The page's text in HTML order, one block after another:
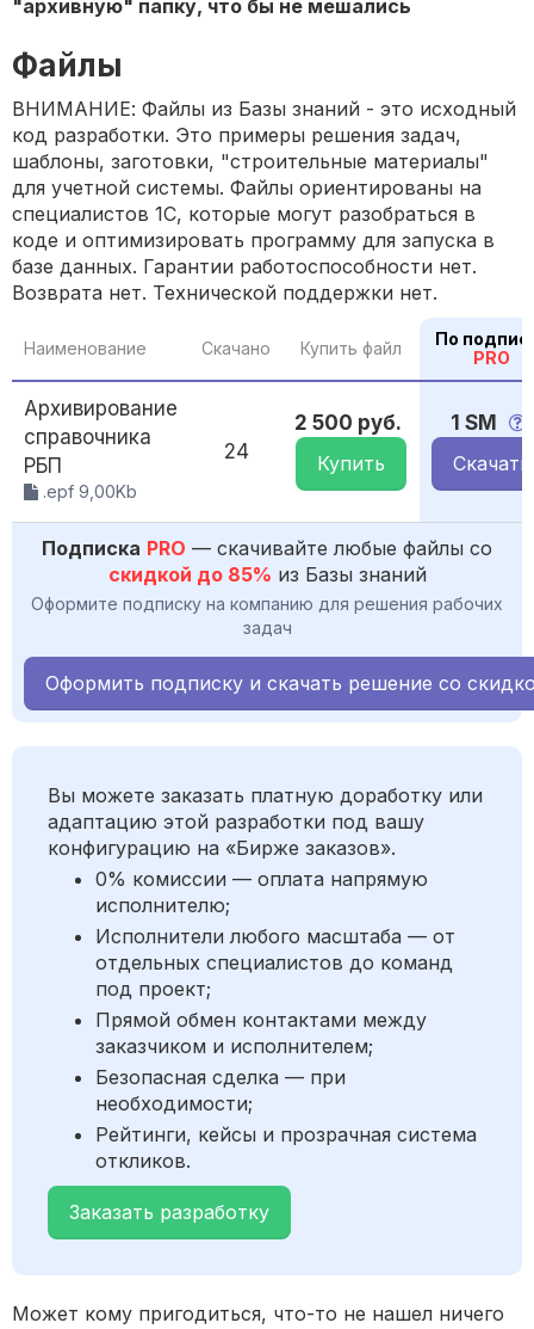
"архивную" папку, что бы не мешались
Файлы
ВНИМАНИЕ: Файлы из Базы знаний - это исходный
код разработки. Это примеры решения задач,
шаблоны, заготовки, "строительные материалы"
для учетной системы. Файлы ориентированы на
специалистов 1С, которые могут разобраться в
коде и оптимизировать программу для запуска в
базе данных. Гарантии работоспособности нет.
Возврата нет. Технической поддержки нет.
Наименование Скачано Купить файл
По
PRO
Архивирование
справочника
РБП
.epf 9,00Kb
24
2 500 руб.
Купить
1 SM
Скачать
Подписка PRO — скачивайте любые файлы со
скидкой до 85% из Базы знаний
Оформите подписку на компанию для решения рабочих
задач
Оформить подписку и скачать решение со
Вы можете заказать платную доработку или
адаптацию этой разработки под вашу
конфигурацию на «Бирже заказов».
0% комиссии — оплата напрямую
исполнителю;
Исполнители любого масштаба — от
отдельных специалистов до команд
под проект;
Прямой обмен контактами между
заказчиком и исполнителем;
Безопасная сделка — при
необходимости;
Рейтинги, кейсы и прозрачная система
откликов.
Заказать разработку
Может кому пригодиться, что-то не нашел ничего